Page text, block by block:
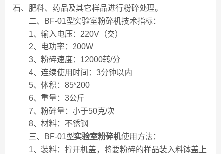
石、肥料、药品及其它样品进行粉碎处理。
二、BF-01型实验室粉碎机技术指标：
1、输入电压：220V（交）
2、电功率：200W
3、粉碎速度：12000转/分
4、连续使用时间：3分钟以内
5、体积：85*200
6、重量：3公斤
7、粉碎量：小于50克/次
8、材料：不锈钢
三、BF-01型实验室粉碎机使用方法：
1、装料：拧开机盖，将要粉碎的样品装入料钵盖上